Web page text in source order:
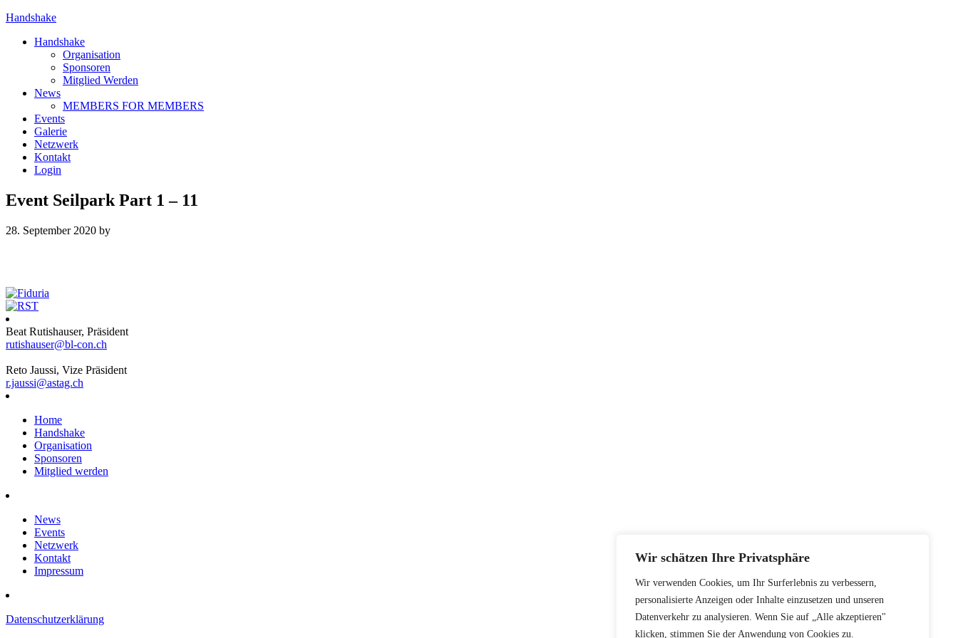
Wir schätzen Ihre Privatsphäre
Wir verwenden Cookies, um Ihr Surferlebnis zu verbessern,
personalisierte Anzeigen oder Inhalte einzusetzen und unseren
Datenverkehr zu analysieren. Wenn Sie auf „Alle akzeptieren"
klicken, stimmen Sie der Anwendung von Cookies zu.
Handshake
Handshake
Organisation
Sponsoren
Mitglied Werden
News
MEMBERS FOR MEMBERS
Events
Galerie
Netzwerk
Kontakt
Login
Event Seilpark Part 1 – 11
28. September 2020 by
Beat Rutishauser, Präsident
rutishauser@bl-con.ch
Reto Jaussi, Vize Präsident
r.jaussi@astag.ch
Home
Handshake
Organisation
Sponsoren
Mitglied werden
News
Events
Netzwerk
Kontakt
Impressum
Datenschutzerklärung